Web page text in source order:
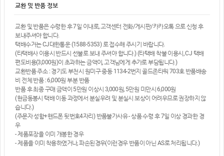
교환 및 반품 정보
교환 및 반품은 수령한 후 7일 이내로, 고객센터 전화/게시판/카카오톡 으로 신청 후
보내주셔야 합니다.
택배수거는 CJ대한통운 (1588-5353) 로 접수해 주시기 바랍니다.
(타택배사 이용시 반드시 선불로 보내 주셔야 합니다.) (타택배 착불 이용시, CJ 택배
편도비용(3,000원)이 초과하는 금액이, 고객님에게 추가로 부담됩니다.)
교환반품 주소 : 경기도 부천시 원미구 중동 1134-2번지 골드존타워 703호 반품배송
비 전체 반품 : 6,000원 부분 반품
반품 후 최종 구매 금액이 5만원 이상시 3,000원, 5만원 미만시 6,000원
(현금동봉시 택배 이동 과정에서 분실우려 및 분실시 보상이 어려우므로 권장하지 않
습니다.)
(주문자 성함+핸드폰 뒷번호4자리) 반품불가사유 - 상품 수령 후 7일 이상 경과한 경
우
- 제품포장을 이미 개봉한 경우
- 제품을 이미 착용하였거나, 파손된경우(이런경우 반품이 아닌 AS로 처리됩니다.)